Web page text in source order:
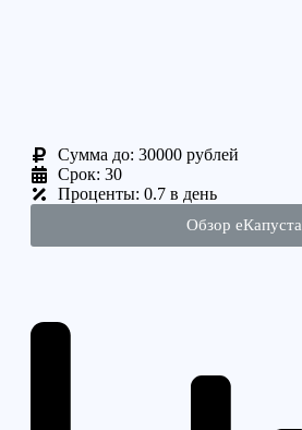
Cумма до: 30000 рублей
Срок: 30
Проценты: 0.7 в день
Обзор еКапуста